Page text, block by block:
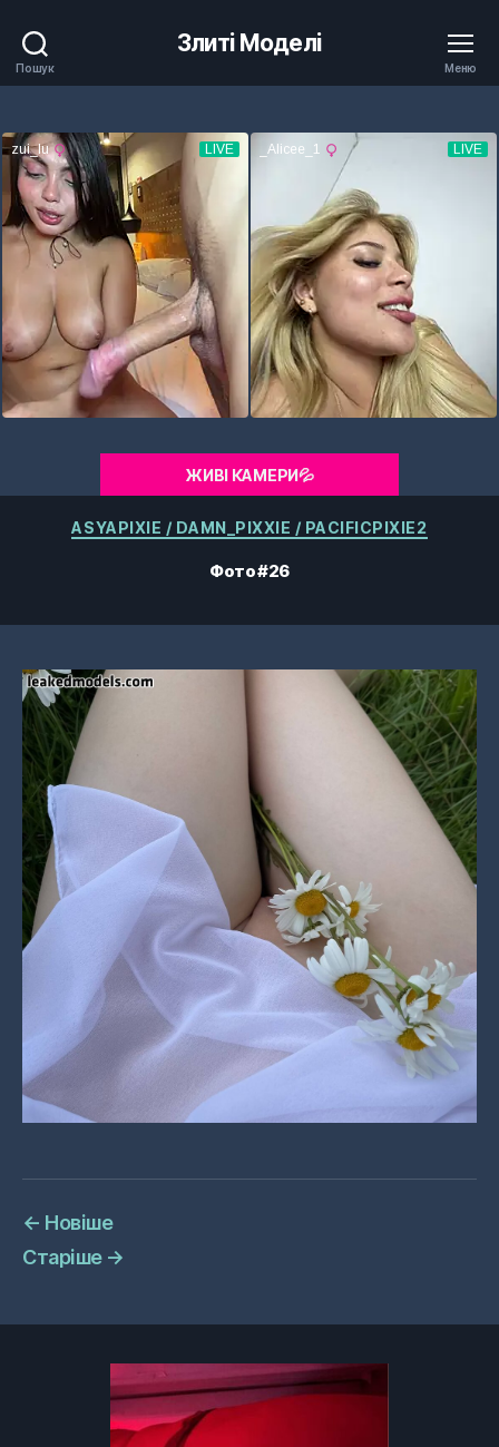
Пошук
Злиті Моделі
Меню
ЖИВІ КАМЕРИ💦
Категорії
ASYAPIXIE / DAMN_PIXXIE / PACIFICPIXIE2
Фото #26
← Новіше
Старіше →